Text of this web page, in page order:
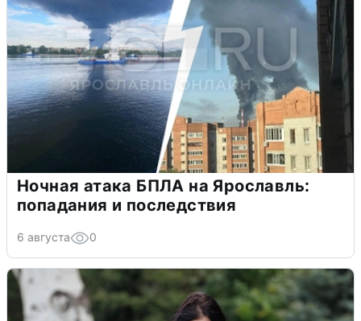
Ночная атака БПЛА на Ярославль:
попадания и последствия
6 августа 0